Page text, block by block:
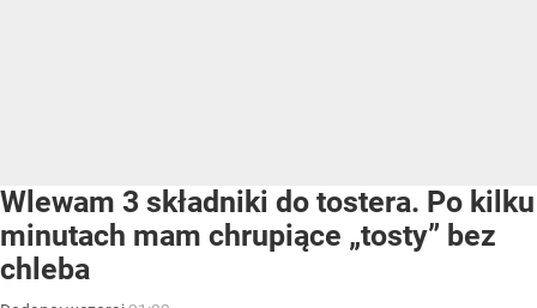
Wlewam 3 składniki do tostera. Po kilku
minutach mam chrupiące „tosty” bez
chleba